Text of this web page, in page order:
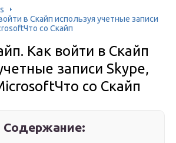
в Скайп используя учетные записи
со Скайп
Как войти в Скайп
записи Skype,
со Скайп
Содержание: